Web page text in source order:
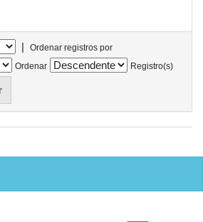
|
Ordenar registros por
Ordenar
Registro(s)